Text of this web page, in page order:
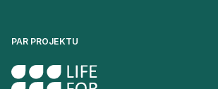
PAR PROJEKTU